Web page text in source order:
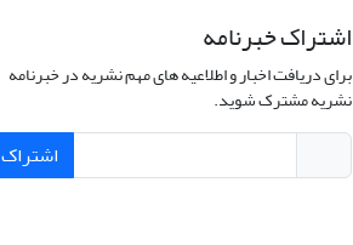
اشتراک خبرنامه
برای دریافت اخبار و اطلاعیه های مهم نشریه در خبرنامه
نشریه مشترک شوید.
اشتراک